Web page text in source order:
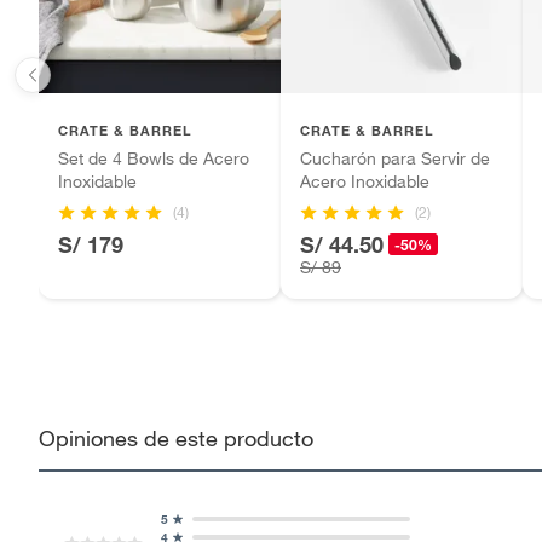
CRATE & BARREL
Set de 4 Bowls de Acero
Inoxidable
(4)
S/ 179
CRATE & BARREL
Cucharón para Servir de
Acero Inoxidable
(2)
S/ 44.50 -50%
S/ 89
Opiniones de este producto
4
5